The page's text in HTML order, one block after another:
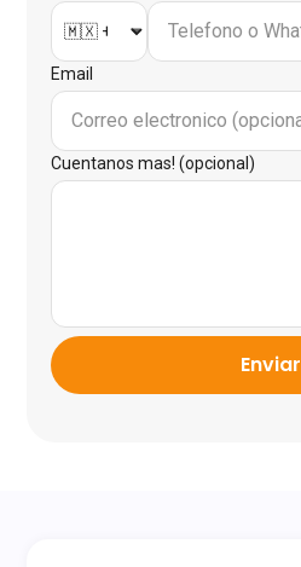
Email
Cuentanos mas! (opcional)
Enviar